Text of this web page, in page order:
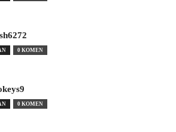
0 KOMEN
0 KOMEN